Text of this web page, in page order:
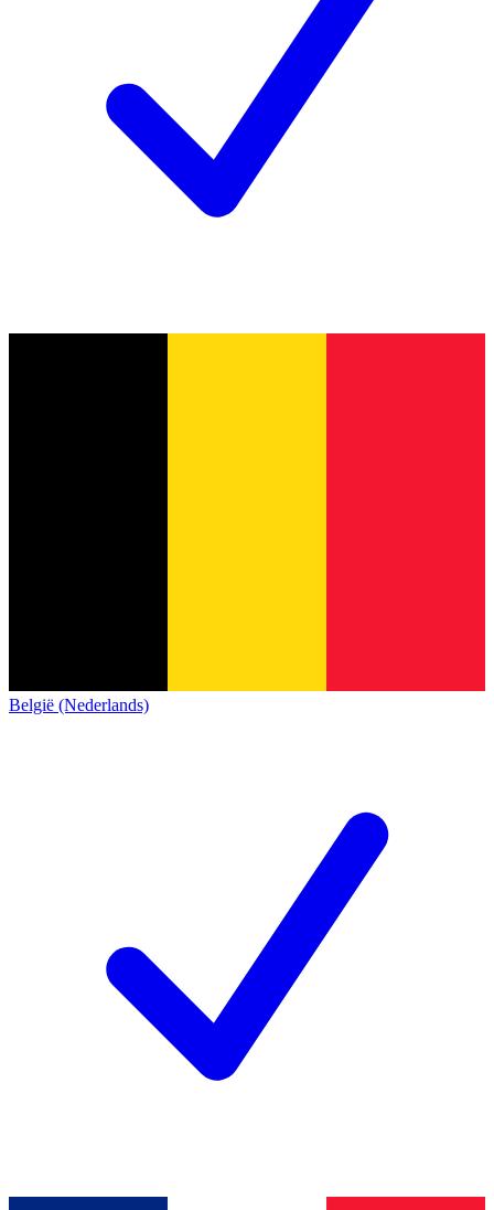
België (Nederlands)